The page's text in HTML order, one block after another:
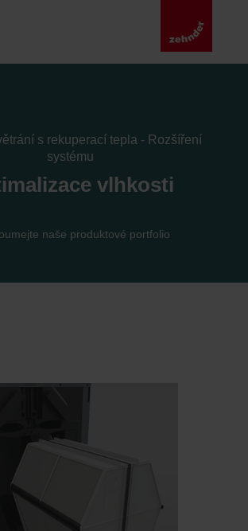
s rekuperací tepla - Rozšíření
systému
vlhkosti
naše produktové portfolio